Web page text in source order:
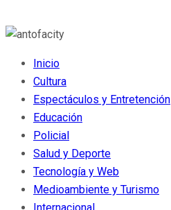
Inicio
Cultura
Espectáculos y Entretención
Educación
Policial
Salud y Deporte
Tecnología y Web
Medioambiente y Turismo